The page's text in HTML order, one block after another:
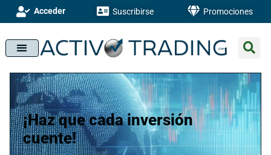
Acceder Suscribirse Promociones
¡Haz que cada inversión
cuente!